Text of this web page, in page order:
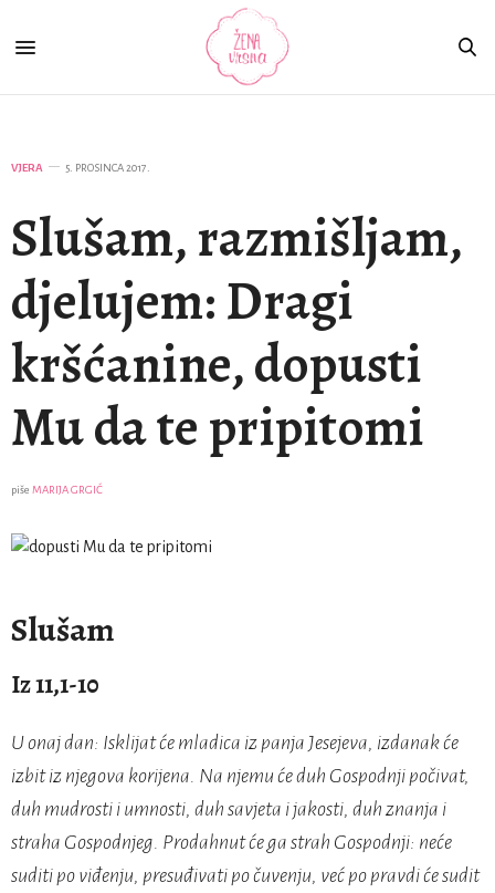
VJERA 5. PROSINCA 2017.
Slušam, razmišljam,
djelujem: Dragi
kršćanine, dopusti
Mu da te pripitomi
piše MARIJA GRGIĆ
Slušam
Iz 11,1-10
U onaj dan: Isklijat će mladica iz panja Jesejeva, izdanak će
izbit iz njegova korijena. Na njemu će duh Gospodnji počivat,
duh mudrosti i umnosti, duh savjeta i jakosti, duh znanja i
straha Gospodnjeg. Prodahnut će ga strah Gospodnji: neće
suditi po viđenju, presuđivati po čuvenju, već po pravdi će sudit